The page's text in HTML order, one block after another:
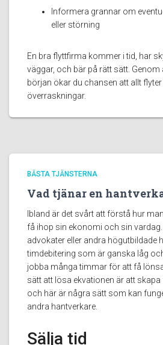
Informera grannar om
eller störning
En bra flyttfirma kommer i tid, har
väggar, och bär på rätt sätt. Genom
början ökar du chansen att allt flyter
överraskningar.
BÄSTA TJÄNSTERNA
Vad tjänar en
Ibland är det svårt att förstå hur
få ihop sin ekonomi och sin
advokater eller andra högutbildade
timdebitering som är ganska låg
jobba många timmar för att få
sätt att lösa ekvationen är att
och här är några sätt som kan
andra hantverkare.
Sälja tid